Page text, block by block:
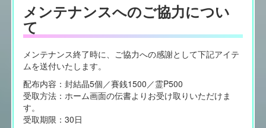
メンテナンスへのご協力につい
て
メンテナンス終了時に、ご協力への感謝として下記アイテ
ムを送付いたします。
配布内容：封結晶5個／賽銭1500／霊P500
受取方法：ホーム画面の伝書よりお受け取りいただけま
す。
受取期限：30日